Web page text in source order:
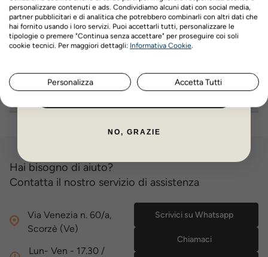
indicazioni del veterinario e del foglietto illustrativo.
Vantaggi AquaZooMania
a 12 rate mensili.
Hai bisogno di aiuto?
Contatta il nostro servizio di assistenza
Via Venezia n. 60/a,
Scorzè (Ve)
Lun- Ven - 17.30 /
Scrivici su Whatsapp
Chiamaci
personalizzare contenuti e ads. Condividiamo alcuni dati con social media,
partner pubblicitari e di analitica che potrebbero combinarli con altri dati che
hai fornito usando i loro servizi. Puoi accettarli tutti, personalizzare le
tipologie o premere "Continua senza accettare" per proseguire coi soli
cookie tecnici. Per maggiori dettagli: Informativa Cookie
Personalizza Accetta Tutti
Nome Cognome
NO, GRAZIE